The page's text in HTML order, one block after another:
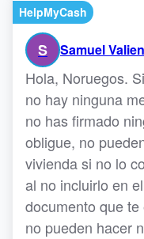
HelpMyCash
S
Samuel
Hola, Noruegos.
no hay ninguna
no has firmado
obligue, no
vivienda si no lo
al no incluirlo en
documento que
no pueden hacer